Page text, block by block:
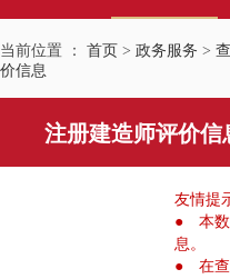
当前位置 ： 首页 > 政务服务 >
价信息
注册建造师评价信
友情提
● 本数
息。
● 在查